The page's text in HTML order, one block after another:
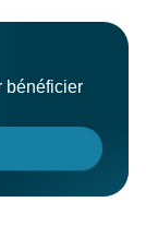
bénéficier